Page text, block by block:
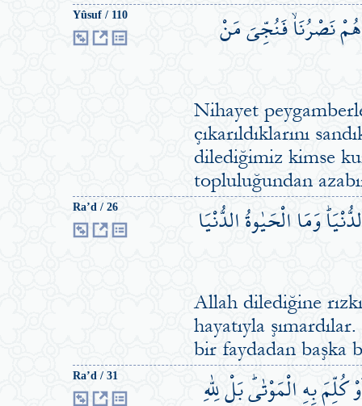
Yûsuf / 110 نَصْرُنَاۙ فَنُجِّيَ مَنْ
Nihayet
çıkarıldıklarını
dilediğimiz kimse
topluluğundan
Ra’d / 26 وَمَا الْحَيٰوةُ الدُّنْيَا
Allah dilediğine
hayatıyla
bir faydadan başka
Ra’d / 31 بِهِ الْمَوْتٰىۜ بَلْ لِلّٰهِ